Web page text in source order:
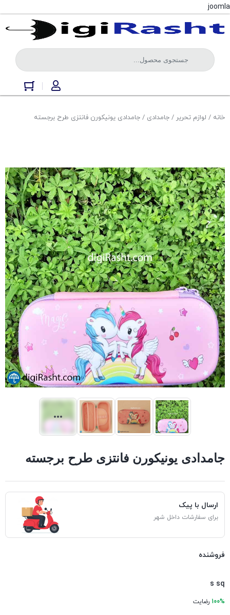
joomla
خانه / لوازم تحریر / جامدادی / جامدادی یونیکورن فانتزی طرح برجسته
جامدادی یونیکورن فانتزی طرح برجسته
ارسال با پیک
برای سفارشات داخل شهر
فروشنده
s sq
100% رضایت